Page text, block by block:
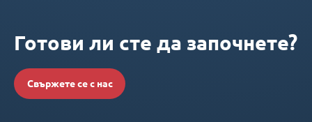
Готови ли сте да започнете?
Свържете се с нас